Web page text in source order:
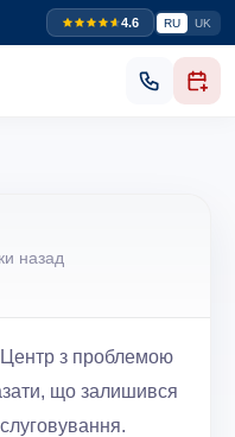
4.6 RU UK
назад
з проблемою
що залишився